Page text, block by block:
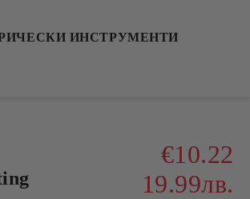
ИНСТРУМЕНТИ
€10.22
19.99лв.